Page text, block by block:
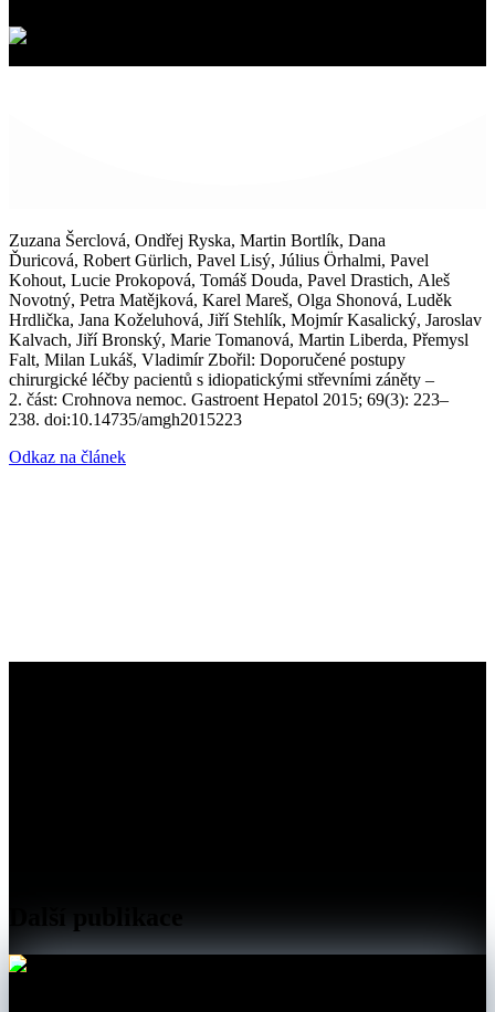
Zuzana Šerclová, Ondřej Ryska, Martin Bortlík, Dana
Ďuricová, Robert Gürlich, Pavel Lisý, Július Örhalmi, Pavel
Kohout, Lucie Prokopová, Tomáš Douda, Pavel Drastich, Aleš
Novotný, Petra Matějková, Karel Mareš, Olga Shonová, Luděk
Hrdlička, Jana Koželuhová, Jiří Stehlík, Mojmír Kasalický, Jaroslav
Kalvach, Jiří Bronský, Marie Tomanová, Martin Liberda, Přemysl
Falt, Milan Lukáš, Vladimír Zbořil: Doporučené postupy
chirurgické léčby pacientů s idiopatickými střevními záněty –
2. část: Crohnova nemoc. Gastroent Hepatol 2015; 69(3): 223–
238. doi:10.14735/amgh2015223
Odkaz na článek